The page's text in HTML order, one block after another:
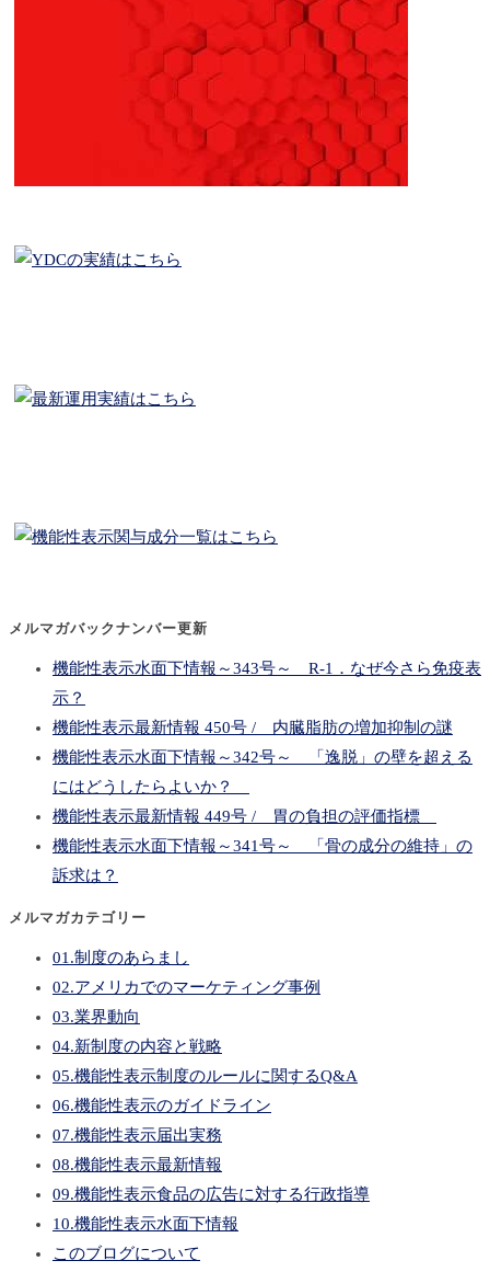
メルマガバックナンバー更新
機能性表示水面下情報～343号～ R-1．なぜ今さら免疫表
示？
機能性表示最新情報 450号 / 内臓脂肪の増加抑制の謎
機能性表示水面下情報～342号～ 「逸脱」の壁を超える
にはどうしたらよいか？
機能性表示最新情報 449号 / 胃の負担の評価指標
機能性表示水面下情報～341号～ 「骨の成分の維持」の
訴求は？
メルマガカテゴリー
01.制度のあらまし
02.アメリカでのマーケティング事例
03.業界動向
04.新制度の内容と戦略
05.機能性表示制度のルールに関するQ&A
06.機能性表示のガイドライン
07.機能性表示届出実務
08.機能性表示最新情報
09.機能性表示食品の広告に対する行政指導
10.機能性表示水面下情報
このブログについて